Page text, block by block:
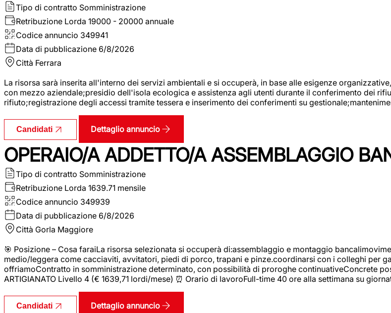
Tipo di contratto Somministrazione
Retribuzione Lorda 19000 - 20000 annuale
Codice annuncio 349941
Data di pubblicazione 6/8/2026
Città Ferrara
La risorsa sarà inserita all'interno dei servizi ambientali e si occuperà, in base alle esigenze
con mezzo aziendale;presidio dell'isola ecologica e assistenza agli utenti durante il conferimento dei
rifiuto;registrazione degli accessi tramite tessera e inserimento dei conferimenti su
Candidati Dettaglio annuncio
OPERAIO/A ADDETTO/A ASSEMBLAGGIO
Tipo di contratto Somministrazione
Retribuzione Lorda 1639.71 mensile
Codice annuncio 349939
Data di pubblicazione 6/8/2026
Città Gorla Maggiore
🎯 Posizione – Cosa faraiLa risorsa selezionata si occuperà di:assemblaggio e montaggio
medio/leggera come cacciaviti, avvitatori, piedi di porco, trapani e pinze.coordinarsi con i colleghi per
offriamoContratto in somministrazione determinato, con possibilità di proroghe continuativeConcrete
ARTIGIANATO Livello 4 (€ 1639,71 lordi/mese) ⏰ Orario di lavoroFull-time 40 ore alla settimana su
Candidati Dettaglio annuncio